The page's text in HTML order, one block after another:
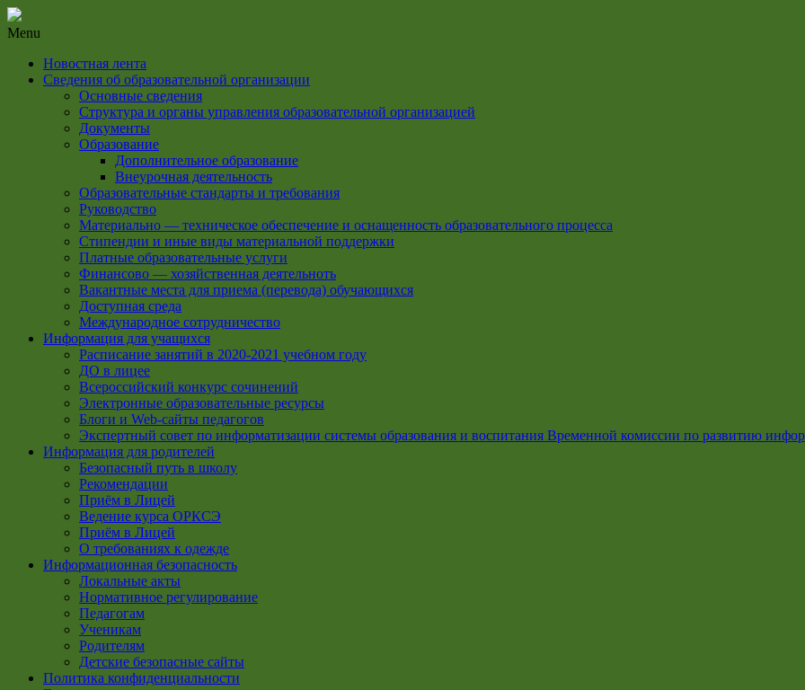
Menu
Новостная лента
Сведения об образовательной организации
Основные сведения
Структура и органы управления образовательной организацией
Документы
Образование
Дополнительное образование
Внеурочная деятельность
Образовательные стандарты и требования
Руководство
Материально — техническое обеспечение и оснащенность образовательного процесса
Стипендии и иные виды материальной поддержки
Платные образовательные услуги
Финансово — хозяйственная деятельноть
Вакантные места для приема (перевода) обучающихся
Доступная среда
Международное сотрудничество
Информация для учащихся
Расписание занятий в 2020-2021 учебном году
ДО в лицее
Всероссийский конкурс сочинений
Электронные образовательные ресурсы
Блоги и Web-сайты педагогов
Экспертный совет по информатизации системы образования и воспитания Временной комиссии по развитию
Информация для родителей
Безопасный путь в школу
Рекомендации
Приём в Лицей
Ведение курса ОРКСЭ
Приём в Лицей
О требованиях к одежде
Информационная безопасность
Локальные акты
Нормативное регулирование
Педагогам
Ученикам
Родителям
Детские безопасные сайты
Политика конфиденциальности